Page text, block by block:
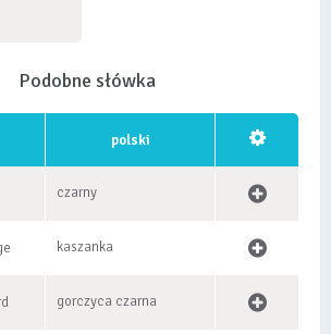
Podobne słówka
polski
czarny
kaszanka
gorczyca czarna